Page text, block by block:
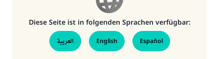
Diese Seite ist in folgenden Sprachen verfügbar:
العربية English Español